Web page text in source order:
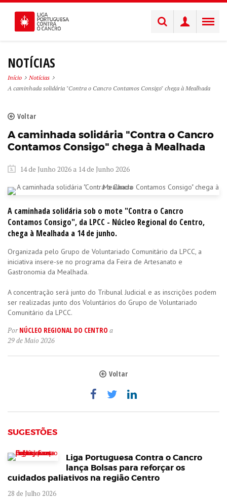
NOTÍCIAS
Início
Notícias
A caminhada solidária "Contra o Cancro Contamos Consigo" chega à Mealhada
Voltar
A caminhada solidária "Contra o Cancro
Contamos Consigo" chega à Mealhada
14 de Junho 2026 a 14 de Junho 2026
A caminhada solidária sob o mote "Contra o Cancro
Contamos Consigo", da LPCC - Núcleo Regional do Centro,
chega à Mealhada a 14 de junho.
Organizada pelo Grupo de Voluntariado Comunitário da LPCC, a
iniciativa insere-se no programa da Feira de Artesanato e
Gastronomia da Mealhada.
A concentração será junto do Tribunal Judicial e as inscrições podem
ser realizadas junto dos Voluntários do Grupo de Voluntariado
Comunitário da LPCC.
PorNÚCLEO REGIONAL DO CENTRO a
29 de Maio 2026
Voltar
SUGESTÕES
Liga Portuguesa Contra o Cancro
lança Bolsas para reforçar os
cuidados paliativos na região Centro
28 de Julho 2026